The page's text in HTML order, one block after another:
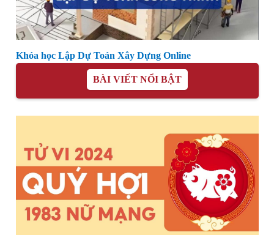
Khóa học Lập Dự Toán Xây Dựng Online
BÀI VIẾT NỔI BẬT